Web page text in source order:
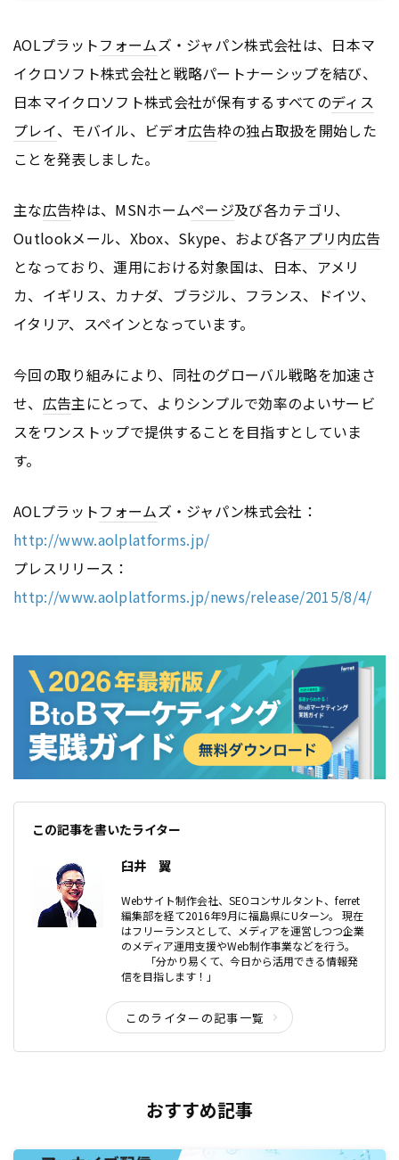
AOLプラットフォームズ・ジャパン株式会社は、日本マ
イクロソフト株式会社と戦略パートナーシップを結び、
日本マイクロソフト株式会社が保有するすべてのディス
プレイ、モバイル、ビデオ広告枠の独占取扱を開始した
ことを発表しました。
主な広告枠は、MSNホームページ及び各カテゴリ、
Outlookメール、Xbox、Skype、および各アプリ内広告
となっており、運用における対象国は、日本、アメリ
カ、イギリス、カナダ、ブラジル、フランス、ドイツ、
イタリア、スペインとなっています。
今回の取り組みにより、同社のグローバル戦略を加速さ
せ、 広告主にとって、よりシンプルで効率のよいサービ
スをワンストップで提供することを目指すとしていま
す。
AOLプラットフォームズ・ジャパン株式会社：
http://www.aolplatforms.jp/
プレスリリース：
http://www.aolplatforms.jp/news/release/2015/8/4/
この記事を書いたライター
臼井 翼
Webサイト制作会社、SEOコンサルタント、ferret
編集部を経て2016年9月に福島県にUターン。 現在
はフリーランスとして、メディアを運営しつつ企業
のメディア運用支援やWeb制作事業などを行う。
「分かり易くて、今日から活用できる情報発
信を目指します！」
このライターの記事一覧
おすすめ記事